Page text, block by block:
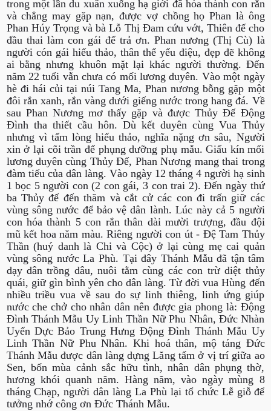
trong một lần du xuân xuống hạ giới đã hóa thành con rắn
và chẳng may gặp nạn, được vợ chồng họ Phan là ông
Phan Húy Trọng và bà Lỗ Thị Đam cứu vớt, Thiên đế cho
đầu thai làm con gái để trả ơn. Phan nương (Thị Cù) là
người cón gái hiếu thảo, thân thể yểu điệu, đẹp đẽ không
ai bằng nhưng khuôn mặt lại khác người thường. Đến
năm 22 tuổi vẫn chưa có mối lương duyên. Vào một ngày
hè đi hái củi tại núi Tang Ma, Phan nương bỗng gặp một
đôi rắn xanh, rắn vàng dưới giếng nước trong hang đá. Về
sau Phan Nương mơ thấy gặp và được Thủy Đế Động
Đình tha thiết cầu hôn. Dù kết duyên cùng Vua Thủy
nhưng vì tấm lòng hiếu thảo, nghĩa nặng ơn sâu, Người
xin ở lại cõi trần để phụng dưỡng phụ mẫu. Giấu kín mối
lương duyên cùng Thủy Đế, Phan Nương mang thai trong
đàm tiếu của dân làng. Vào ngày 12 tháng 4 người hạ sinh
1 bọc 5 người con (2 con gái, 3 con trai 2). Đến ngày thứ
ba Thủy đế đến thăm và cắt cử các con đi trấn giữ các
vùng sông nước để bảo vệ dân lành. Lúc này cả 5 người
con hóa thành 5 con rắn thân dài mười trượng, đầu đội
mũ kết hoa năm màu. Riêng người con út - Đệ Tam Thủy
Thần (huý danh là Chi và Cộc) ở lại cùng mẹ cai quản
vùng sông nước La Phù. Tại đây Thánh Mẫu đã tận tâm
dạy dân trồng dâu, nuôi tằm cùng các con trừ diệt thủy
quái, giữ gìn bình yên cho dân làng. Từ đời vua Hùng đến
nhiều triều vua về sau do sự linh thiêng, linh ứng giúp
nước che chở cho nhân dân nên được gia phong là: Động
Đình Thánh Mẫu Uy Linh Thần Nữ Phu Nhân, Đức Nhàn
Uyển Dực Bảo Trung Hưng Động Đình Thánh Mẫu Uy
Linh Thần Nữ Phu Nhân. Khi hoá thân, mộ táng Đức
Thánh Mẫu được dân làng dựng Lăng tẩm ở vị trí giữa ao
Sen, bốn mùa cảnh sắc hữu tình, nhân dân phụng thờ,
hương khói quanh năm. Hàng năm, vào ngày mùng 8
tháng Chạp, người dân làng La Phù lại tổ chức Lễ giỗ để
tưởng nhớ công ơn Đức Thánh Mẫu.